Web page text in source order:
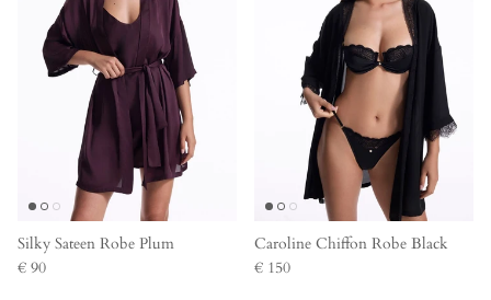
Silky Sateen Robe Plum
€ 90
Caroline Chiffon Robe Black
€ 150